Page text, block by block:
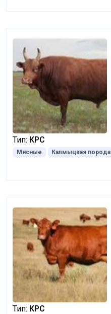
Тип: КРС
Мясные Калмыцкая порода
Тип: КРС